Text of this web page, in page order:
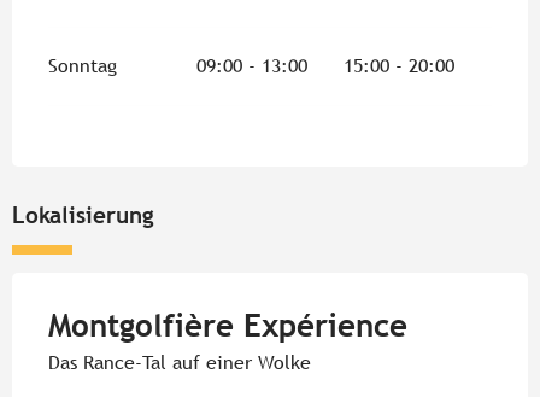
Sonntag 09:00 - 13:00 15:00 - 20:00
Lokalisierung
Montgolfière Expérience
Das Rance-Tal auf einer Wolke